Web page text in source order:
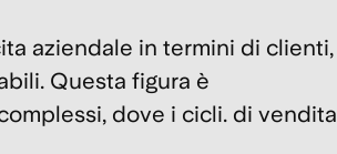
aziendale in termini di clienti,
Questa figura è
dove i cicli. di vendita